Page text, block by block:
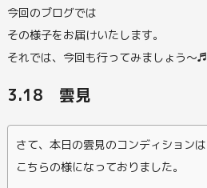
今回のブログでは
その様子をお届けいたします。
それでは、今回も行ってみましょう～♬
3.18 雲見
さて、本日の雲見のコンディションは
こちらの様になっておりました。